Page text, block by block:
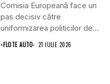
Comisia Europeană face un
pas decisiv către
uniformizarea politicilor de
transport prin...
•FLOTE AUTO 21 IULIE 2026